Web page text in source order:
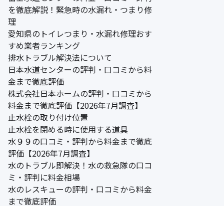
を徹底解説！緊急時の水漏れ・つまり修
理
愛知県のトイレつまり・水漏れ修理おす
すめ業者ランキング
排水トラブル解決法について
日本水道センターの評判・口コミから料
金まで徹底評価
株式会社日本ホームの評判・口コミから
料金まで徹底評価【2026年7月調査】
止水栓の取り付け位置
止水栓を閉める時に使用する道具
水９９の口コミ・評判から料金まで徹底
評価【2026年7月調査】
水のトラブル即解決！水の救急隊の口コ
ミ・評判に料金相場
水のレスキューの評判・口コミから料金
まで徹底評価